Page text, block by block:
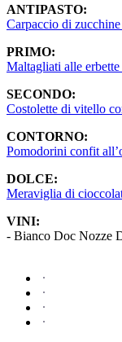
ANTIPASTO:
Carpaccio di
PRIMO:
Maltagliati alle
SECONDO:
Costolette di vitello
CONTORNO:
Pomodorini confit
DOLCE:
Meraviglia di
VINI:
- Bianco Doc Nozze